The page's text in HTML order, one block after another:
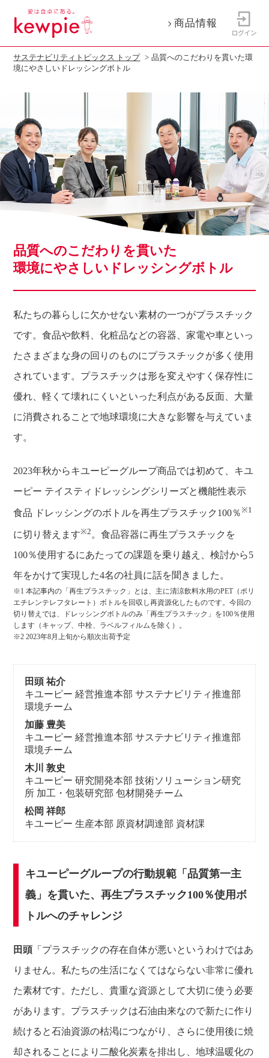
商品情報
サステナビリティトピックス トップ
品質へのこだわりを貫いた環
境にやさしいドレッシングボトル
品質へのこだわりを貫いた
環境にやさしいドレッシングボトル
私たちの暮らしに欠かせない素材の一つがプラスチック
です。食品や飲料、化粧品などの容器、家電や車といっ
たさまざまな身の回りのものにプラスチックが多く使用
されています。プラスチックは形を変えやすく保存性に
優れ、軽くて壊れにくいといった利点がある反面、大量
に消費されることで地球環境に大きな影響を与えていま
す。
2023年秋からキユーピーグループ商品では初めて、キユ
ーピー テイスティドレッシングシリーズと機能性表示
食品 ドレッシングのボトルを再生プラスチック100％※1
に切り替えます※2 。食品容器に再生プラスチックを
100％使用するにあたっての課題を乗り越え、検討から5
年をかけて実現した4名の社員に話を聞きました。
※1 本記事内の「再生プラスチック」とは、主に清涼飲料水用のPET（ポリ
エチレンテレフタレート）ボトルを回収し再資源化したものです。今回の
切り替えでは、ドレッシングボトルのみ「再生プラスチック」を100％使用
します（キャップ、中栓、ラベルフィルムを除く）。
※2 2023年8月上旬から順次出荷予定
田頭 祐介
キユーピー 経営推進本部 サステナビリティ推進部
環境チーム
加藤 豊美
キユーピー 経営推進本部 サステナビリティ推進部
環境チーム
木川 敦史
キユーピー 研究開発本部 技術ソリューション研究
所 加工・包装研究部 包材開発チーム
松岡 祥郎
キユーピー 生産本部 原資材調達部 資材課
キユーピーグループの行動規範「品質第一主
義」を貫いた、再生プラスチック100％使用ボ
トルへのチャレンジ
田頭 「プラスチックの存在自体が悪いというわけではあ
りません。私たちの生活になくてはならない非常に優れ
た素材です。ただし、貴重な資源として大切に使う必要
があります。プラスチックは石油由来なので新たに作り
続けると石油資源の枯渇につながり、さらに使用後に焼
却されることにより二酸化炭素を排出し、地球温暖化の